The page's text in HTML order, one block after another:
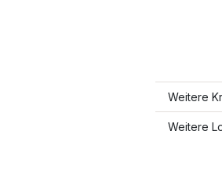
Weitere
Weitere